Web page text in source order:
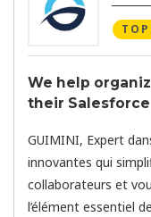
We help
their Salesforce
GUIMINI, Expert
innovantes qui
collaborateurs et
l’élément essentiel